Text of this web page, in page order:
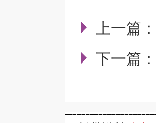
上一篇：
下一篇：